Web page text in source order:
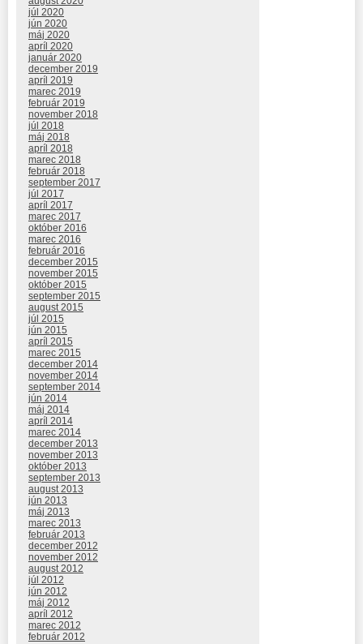
júl 2020
jún 2020
máj 2020
apríl 2020
január 2020
december 2019
apríl 2019
marec 2019
február 2019
november 2018
júl 2018
máj 2018
apríl 2018
marec 2018
február 2018
september 2017
júl 2017
apríl 2017
marec 2017
október 2016
marec 2016
február 2016
december 2015
november 2015
október 2015
september 2015
august 2015
júl 2015
jún 2015
apríl 2015
marec 2015
december 2014
november 2014
september 2014
jún 2014
máj 2014
apríl 2014
marec 2014
december 2013
november 2013
október 2013
september 2013
august 2013
jún 2013
máj 2013
marec 2013
február 2013
december 2012
november 2012
august 2012
júl 2012
jún 2012
máj 2012
apríl 2012
marec 2012
február 2012